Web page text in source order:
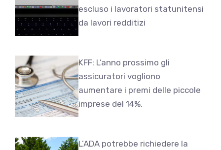
escluso i lavoratori statunitensi
da lavori redditizi
KFF: L’anno prossimo gli
assicuratori vogliono
aumentare i premi delle piccole
imprese del 14%.
L’ADA potrebbe richiedere la